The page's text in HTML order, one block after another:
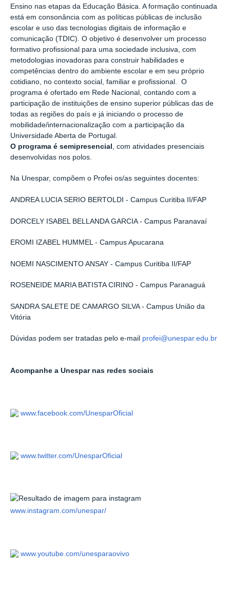
Ensino nas etapas da Educação Básica. A formação continuada
está em consonância com as políticas públicas de inclusão
escolar e uso das tecnologias digitais de informação e
comunicação (TDIC). O objetivo é desenvolver um processo
formativo profissional para uma sociedade inclusiva, com
metodologias inovadoras para construir habilidades e
competências dentro do ambiente escolar e em seu próprio
cotidiano, no contexto social, familiar e profissional. O
programa é ofertado em Rede Nacional, contando com a
participação de instituições de ensino superior públicas das de
todas as regiões do país e já iniciando o processo de
mobilidade/internacionalização com a participação da
Universidade Aberta de Portugal.
O programa é semipresencial
, com atividades presenciais
desenvolvidas nos polos.
Na Unespar, compõem o Profei os/as seguintes docentes:
ANDREA LUCIA SERIO BERTOLDI - Campus Curitiba II/FAP
DORCELY ISABEL BELLANDA GARCIA - Campus Paranavaí
EROMI IZABEL HUMMEL - Campus Apucarana
NOEMI NASCIMENTO ANSAY - Campus Curitiba II/FAP
ROSENEIDE MARIA BATISTA CIRINO - Campus Paranaguá
SANDRA SALETE DE CAMARGO SILVA - Campus União da
Vitória
Dúvidas podem ser tratadas pelo e-mail profei@unespar.edu.br
Acompanhe a Unespar nas redes sociais
www.facebook.com/UnesparOficial
www.twitter.com/UnesparOficial
www.instagram.com/unespar/
www.youtube.com/unesparaovivo